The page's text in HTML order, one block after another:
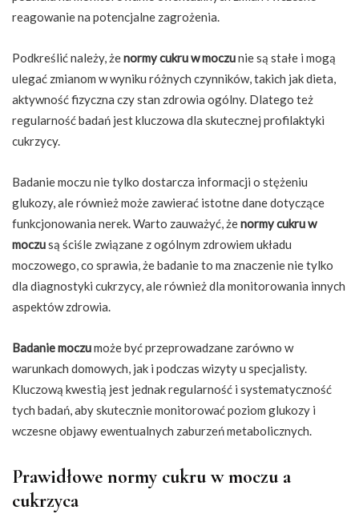
reagowanie na potencjalne zagrożenia.
Podkreślić należy, żenormy cukru w moczunie są stałe i mogą
ulegać zmianom w wyniku różnych czynników, takich jak dieta,
aktywność fizyczna czy stan zdrowia ogólny. Dlatego też
regularność badań jest kluczowa dla skutecznej profilaktyki
cukrzycy.
Badanie moczu nie tylko dostarcza informacji o stężeniu
glukozy, ale również może zawierać istotne dane dotyczące
funkcjonowania nerek. Warto zauważyć, żenormy cukru w
moczusą ściśle związane z ogólnym zdrowiem układu
moczowego, co sprawia, że badanie to ma znaczenie nie tylko
dla diagnostyki cukrzycy, ale również dla monitorowania innych
aspektów zdrowia.
Badanie moczumoże być przeprowadzane zarówno w
warunkach domowych, jak i podczas wizyty u specjalisty.
Kluczową kwestią jest jednak regularność i systematyczność
tych badań, aby skutecznie monitorować poziom glukozy i
wczesne objawy ewentualnych zaburzeń metabolicznych.
Prawidłowe normy cukru w moczu a
cukrzyca